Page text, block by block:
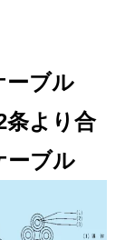
ーブル
条より合
ーブル